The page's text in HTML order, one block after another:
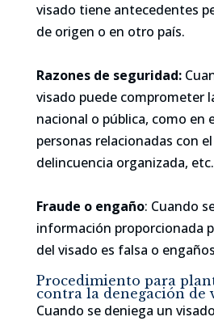
visado tiene antecedentes
de origen o en otro país.
Razones de seguridad:
visado puede comprometer
nacional o pública, como en
personas relacionadas con
delincuencia organizada, etc.
Fraude o engaño: Cuando
información proporcionada
del visado es falsa o
Procedimiento para
contra la denegación de
Cuando se deniega un